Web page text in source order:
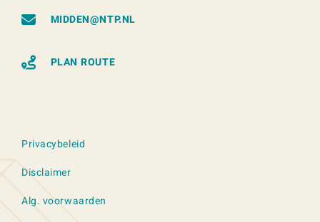
MIDDEN@NTP.NL
PLAN ROUTE
Privacybeleid
Disclaimer
Alg. voorwaarden